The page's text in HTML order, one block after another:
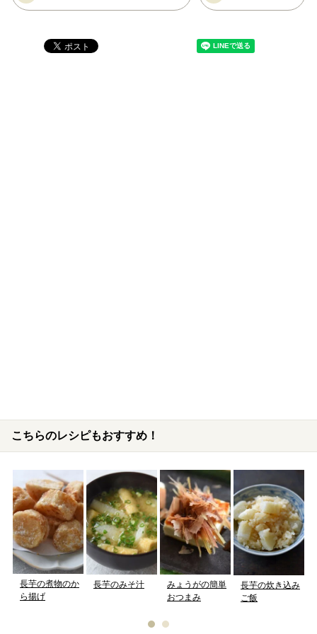
こちらのレシピもおすすめ！
長芋の煮物のか
ら揚げ
長芋のみそ汁
みょうがの簡単
おつまみ
長芋の炊き込み
ご飯